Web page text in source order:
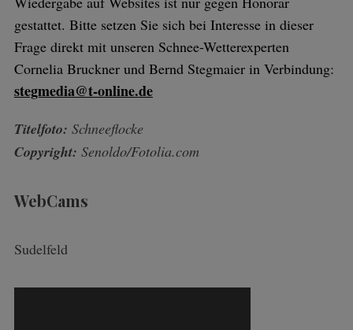
gestattet. Bitte setzen Sie sich bei Interesse in dieser
Frage direkt mit unseren Schnee-Wetterexperten
Cornelia Bruckner und Bernd Stegmaier in Verbindung:
stegmedia@t-online.de
Titelfoto: Schneeflocke
Copyright: Senoldo/Fotolia.com
WebCams
Sudelfeld